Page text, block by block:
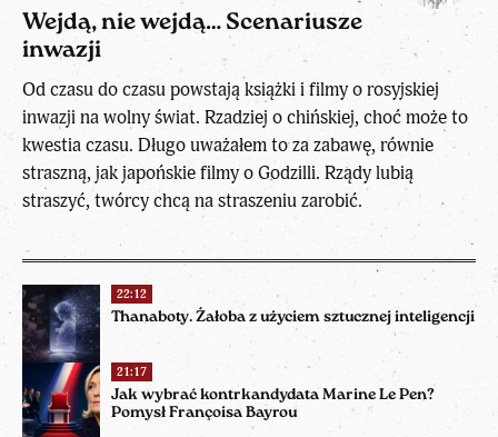
22:12
Thanaboty. Żałoba z użyciem sztucznej inteligencji
21:17
Jak wybrać kontrkandydata Marine Le Pen?
Pomysł Françoisa Bayrou
Wejdą, nie wejdą… Scenariusze
inwazji
Od czasu do czasu powstają książki i filmy o rosyjskiej
inwazji na wolny świat. Rzadziej o chińskiej, choć może to
kwestia czasu. Długo uważałem to za zabawę, równie
straszną, jak japońskie filmy o Godzilli. Rządy lubią
straszyć, twórcy chcą na straszeniu zarobić.